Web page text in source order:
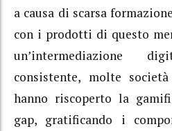
a causa di scarsa
con i prodotti di questo
un’intermediazione
consistente, molte
hanno riscoperto la
gap, gratificando i